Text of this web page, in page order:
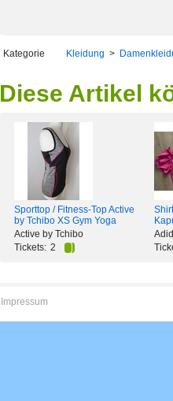
Kategorie Kleidung >
Diese Artikel
Sporttop / Fitness-Top Active
by Tchibo XS Gym Yoga
Active by Tchibo
Tickets: 2
Impressum